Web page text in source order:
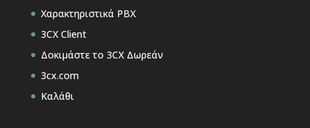
Χαρακτηριστικά PBX
3CX Client
Δοκιμάστε το 3CX Δωρεάν
3cx.com
Καλάθι